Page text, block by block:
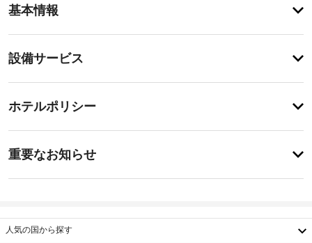
基本情報
メ
ィ
ラ
や
か
ら
し
設備サービス
設
ー
ク
リ
ホテルポリシー
録
が
ま
ん
重要なお知らせ
要
な
ら
人気の国から探す